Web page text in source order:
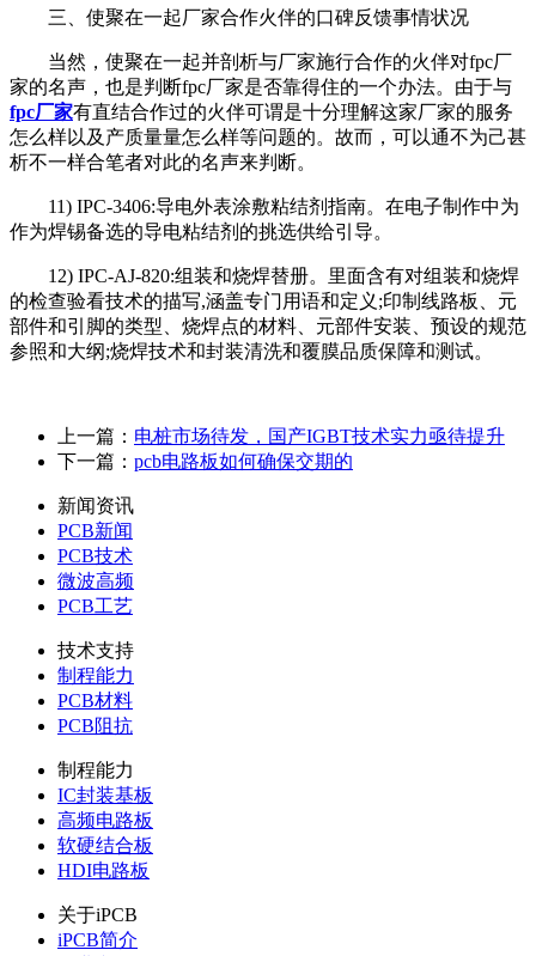
三、使聚在一起厂家合作火伴的口碑反馈事情状况
当然，使聚在一起并剖析与厂家施行合作的火伴对fpc厂
家的名声，也是判断fpc厂家是否靠得住的一个办法。由于与
fpc厂家有直结合作过的火伴可谓是十分理解这家厂家的服务
怎么样以及产质量量怎么样等问题的。故而，可以通不为己甚
析不一样合笔者对此的名声来判断。
11) IPC-3406:导电外表涂敷粘结剂指南。在电子制作中为
作为焊锡备选的导电粘结剂的挑选供给引导。
12) IPC-AJ-820:组装和烧焊替册。里面含有对组装和烧焊
的检查验看技术的描写,涵盖专门用语和定义;印制线路板、元
部件和引脚的类型、烧焊点的材料、元部件安装、预设的规范
参照和大纲;烧焊技术和封装清洗和覆膜品质保障和测试。
上一篇： 电桩市场待发，国产IGBT技术实力亟待提升
下一篇： pcb电路板如何确保交期的
新闻资讯
PCB新闻
PCB技术
微波高频
PCB工艺
技术支持
制程能力
PCB材料
PCB阻抗
制程能力
IC封装基板
高频电路板
软硬结合板
HDI电路板
关于iPCB
iPCB简介